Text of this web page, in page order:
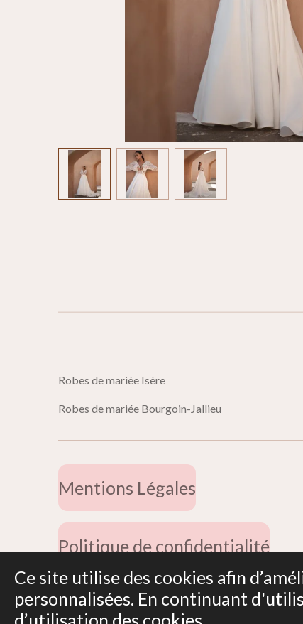
Ce site utilise des cookies afin
personnalisées. En continuant
d’utilisation des cookies.
Robes de mariée
Robes de mariée Bourgoin-Jallieu
Mentions Légales
Politique de confidentialité
© 2019 - 2026 Miss Dentelle